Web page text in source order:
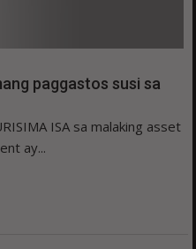
paggastos susi sa
ISA sa malaking asset
ay...